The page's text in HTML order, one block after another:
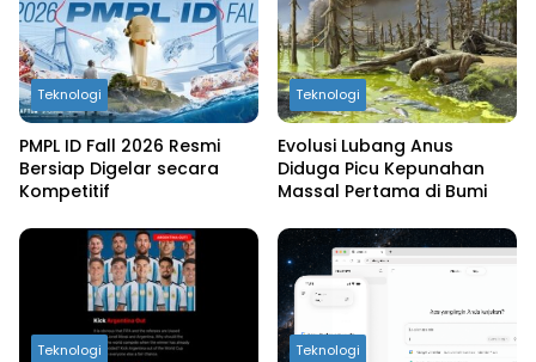
Teknologi
PMPL ID Fall 2026 Resmi
Bersiap Digelar secara
Kompetitif
Teknologi
Evolusi Lubang Anus
Diduga Picu Kepunahan
Massal Pertama di Bumi
Teknologi Teknologi